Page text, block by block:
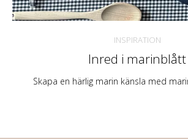
INSPIRATION
Inred i marinblått
Skapa en härlig marin känsla med